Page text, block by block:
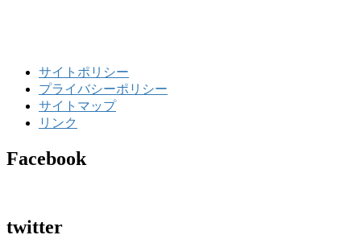
サイトポリシー
プライバシーポリシー
サイトマップ
リンク
Facebook
twitter